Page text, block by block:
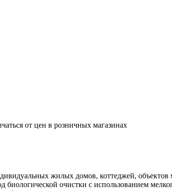
от цен в розничных магазинах
жилых домов, коттеджей,
биологической очистки с использованием